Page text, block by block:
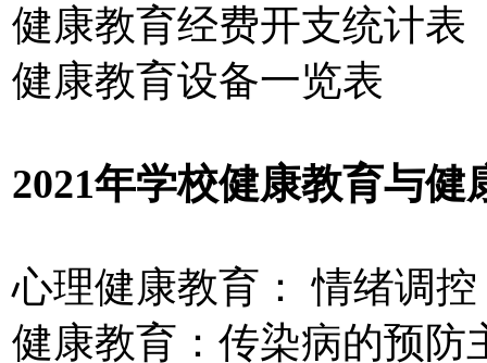
健康教育经费开支统计表
健康教育设备一览表
2021年学校健康教育与健
心理健康教育： 情绪调
健康教育：传染病的预防